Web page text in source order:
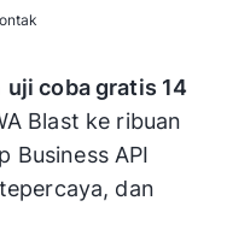
hingga
menengah yang
sedang
uji coba gratis 14
Blast ke ribuan
Business API
dan